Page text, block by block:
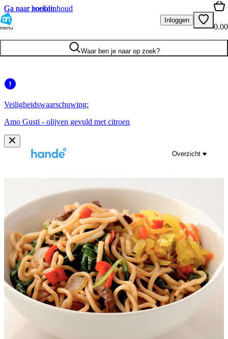
Ga naar hoofdinhoud
Ga naar zoeken
menu
Inloggen
0.00
Waar ben je naar op zoek?
Veiligheidswaarschuwing:
Amo Gusti - olijven gevuld met citroen
Overzicht